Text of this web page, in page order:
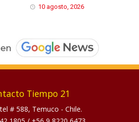
10 agosto, 2026
Tiempo 21
# 588, Temuco - Chile.